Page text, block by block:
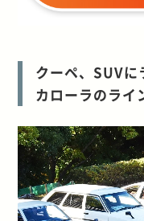
クーペ、SUV
カローラのライ